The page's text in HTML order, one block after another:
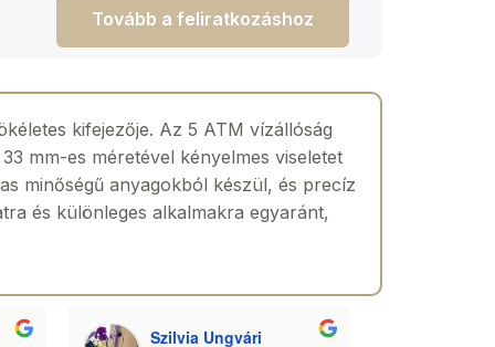
Tovább a feliratkozáshoz
kifejezője. Az 5 ATM vízállóság
mm-es méretével kényelmes viseletet
minőségű anyagokból készül, és precíz
és különleges alkalmakra egyaránt,
Szilvia Ungvári